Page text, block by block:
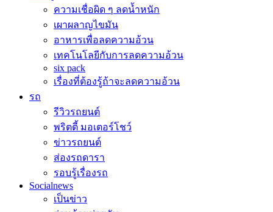
ความเชื่อผิด ๆ ลดน้ำหนัก
เผาผลาญไขมัน
อาหารเพื่อลดความอ้วน
เทคโนโลยีกับการลดความอ้วน
six pack
เรื่องที่ต้องรู้ถ้าจะลดความอ้วน
รถ
รีวิวรถยนต์
พริตตี้ มอเตอร์โชว์
ข่าวรถยนต์
ส่องรถดารา
รอบรู้เรื่องรถ
Socialnews
เป็นข่าว